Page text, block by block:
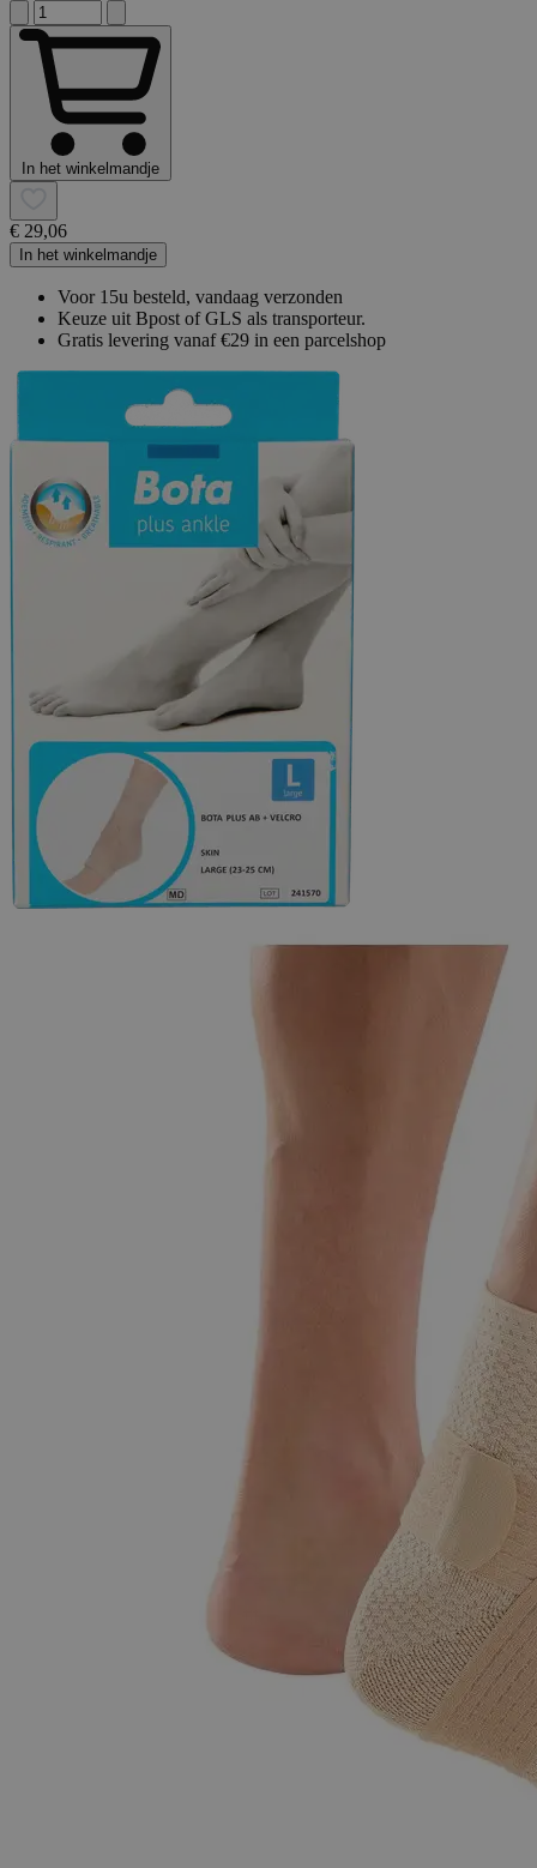
In het winkelmandje
€ 29,06
In het winkelmandje
Voor 15u besteld, vandaag verzonden
Keuze uit Bpost of GLS als transporteur.
Gratis levering vanaf €29 in een parcelshop